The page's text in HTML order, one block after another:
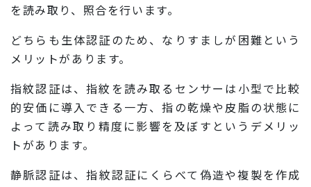
を読み取り、照合を行います。
どちらも生体認証のため、なりすましが困難という
メリットがあります。
指紋認証は、指紋を読み取るセンサーは小型で比較
的安価に導入できる一方、指の乾燥や皮脂の状態に
よって読み取り精度に影響を及ぼすというデメリッ
トがあります。
静脈認証は、指紋認証にくらべて偽造や複製を作成